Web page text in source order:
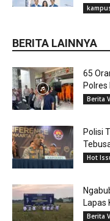
BERITA LAINNYA
65
Polres
Berita
Polisi
Hot
Lapas
Berita